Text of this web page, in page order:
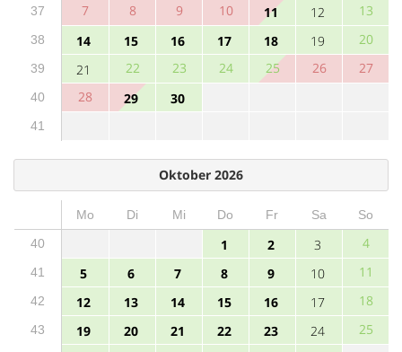
37 7 8 9 10 11 12 13
38 14 15 16 17 18 19 20
39 21 22 23 24 25 26 27
40 28 29 30
41
Oktober 2026
Mo Di Mi Do Fr Sa
So
40
1 2 3 4
41 5 6 7 8 9 10 11
42 12 13 14 15 16 17 18
43 19 20 21 22 23 24 25